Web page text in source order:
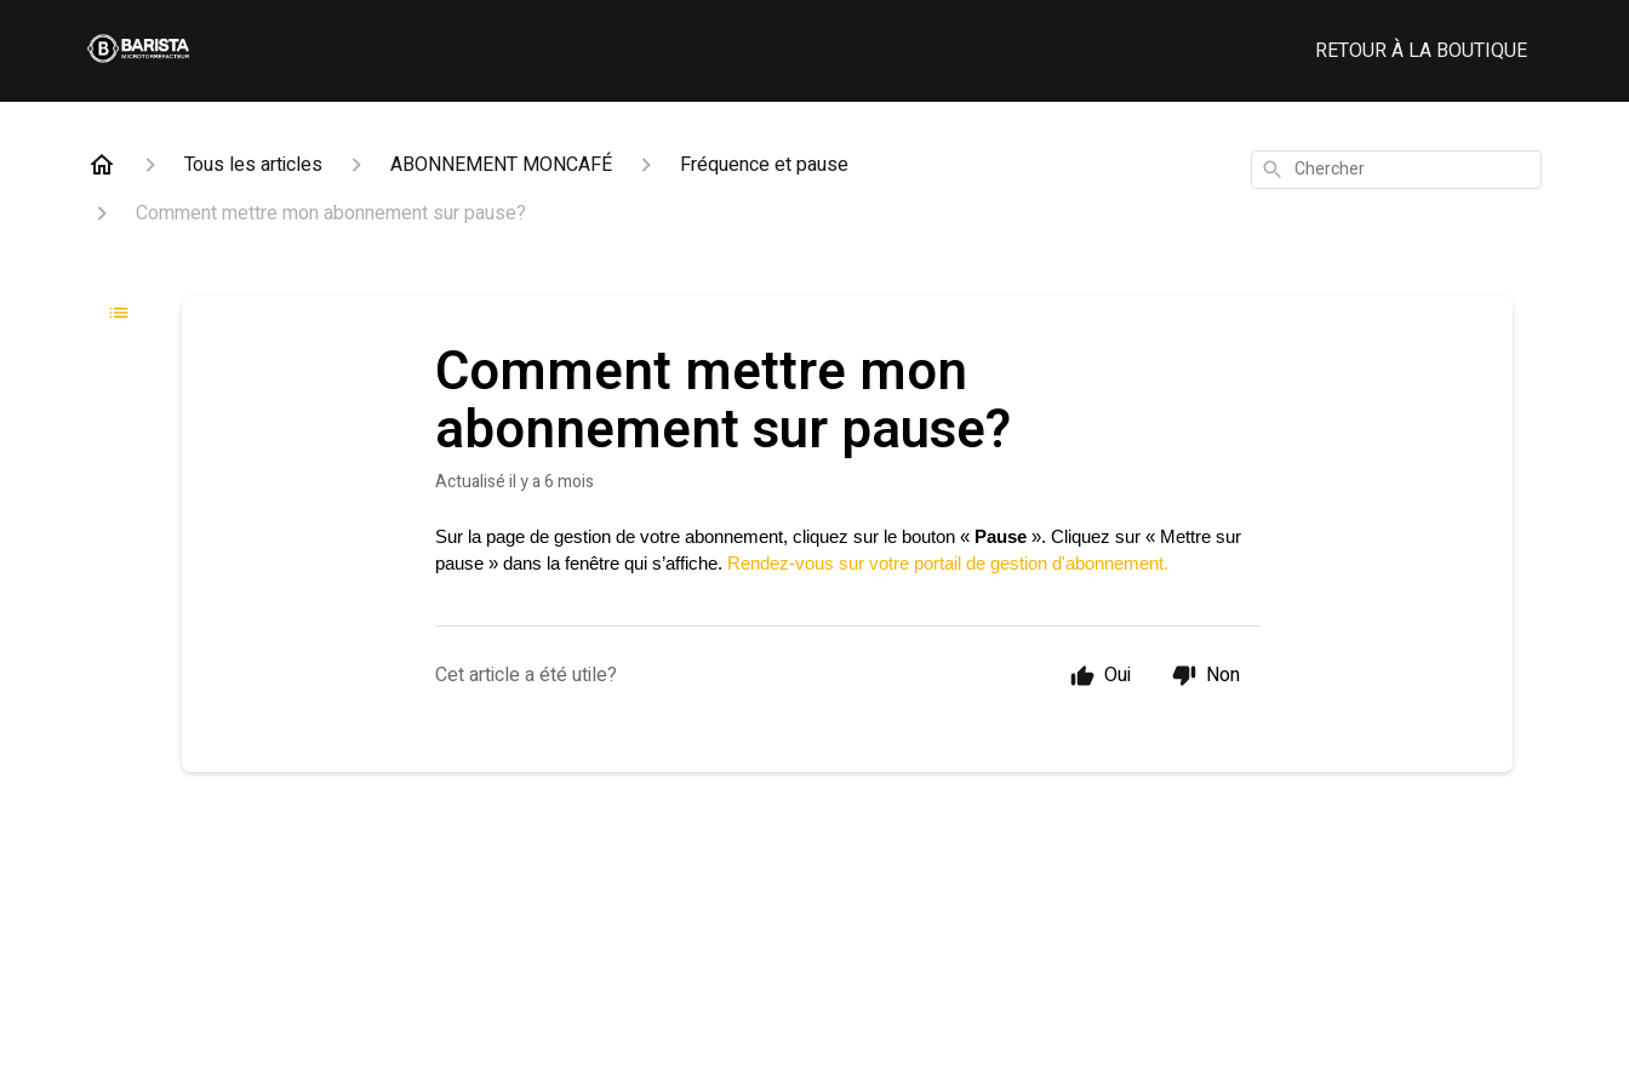
RETOUR À LA BOUTIQUE
Tous les articles ABONNEMENT MONCAFÉ
Fréquence et pause
Comment mettre mon abonnement sur pause?
Chercher
Comment mettre mon
abonnement sur pause?
Actualiséil y a 6 mois
Sur la page de gestion de votre abonnement, cliquez sur le bouton « Pause ». Cliquez sur « Mettre sur
pause » dans la fenêtre qui s’affiche. Rendez-vous sur votre portail de gestion d'abonnement.
Cet article a été utile? Oui Non